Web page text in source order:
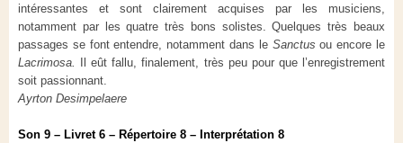
intéressantes et sont clairement acquises par les musiciens,
notamment par les quatre très bons solistes. Quelques très beaux
passages se font entendre, notamment dans le Sanctus ou encore le
Lacrimosa.
Il eût fallu, finalement, très peu pour que l’enregistrement
soit passionnant.
Ayrton Desimpelaere
Son 9 – Livret 6 – Répertoire 8 – Interprétation 8